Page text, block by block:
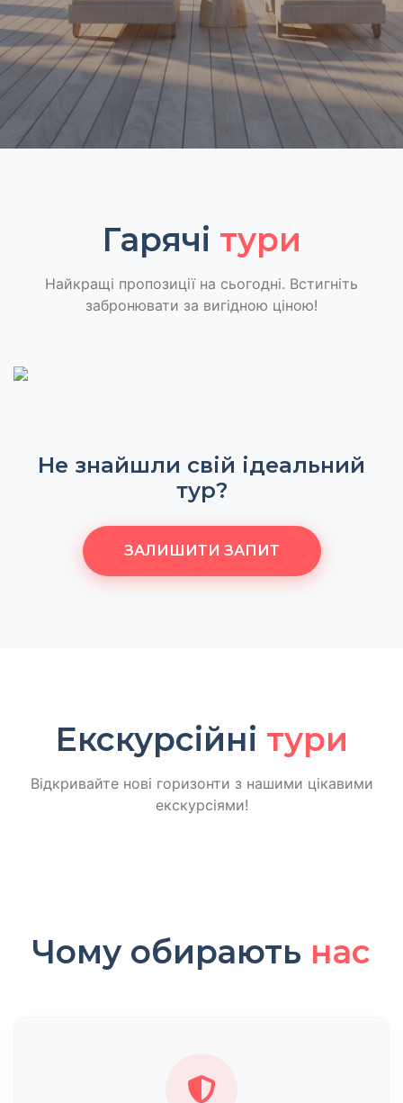
Гарячі тури
Найкращі пропозиції на сьогодні. Встигніть
забронювати за вигідною ціною!
Не знайшли свій ідеальний
тур?
ЗАЛИШИТИ ЗАПИТ
Екскурсійні тури
Відкривайте нові горизонти з нашими цікавими
екскурсіями!
Чому обирають нас